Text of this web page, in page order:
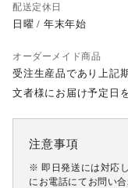
配送定休日
日曜 / 年末年始
オーダーメイド商品
受注生産品であり上記
文者様にお届け予定日
注意事項
※ 即日発送には対応
にお電話にてお問い合